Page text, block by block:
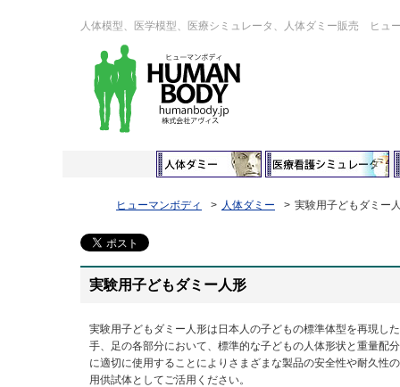
人体模型、医学模型、医療シミュレータ、人体ダミー販売 ヒュ
ヒューマンボディ 人体ダミー 実験用子どもダミー
実験用子どもダミー人形
実験用子どもダミー人形は日本人の子どもの標準体型を再現し
手、足の各部分において、標準的な子どもの人体形状と重量配
に適切に使用することによりさまざまな製品の安全性や耐久性
用供試体としてご活用ください。